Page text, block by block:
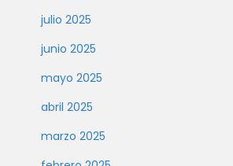
julio 2025
junio 2025
mayo 2025
abril 2025
marzo 2025